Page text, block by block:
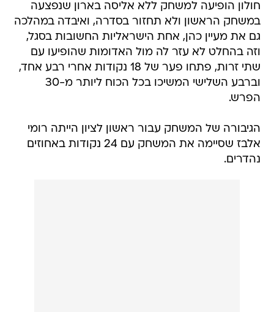
חולון הופיעה למשחק ללא אליסה בארון שנפצעה
במשחק הראשון ולא תחזור בסדרה, ואיבדה במהלכה
גם את מעיין כהן, אחת הישראליות החשובות בסגל,
וזה בהחלט לא עזר לה מול האדומות שהופיעו עם
שתי זרות, פתחו פער של 18 נקודות אחרי רבע אחד,
וברבע השלישי המשיכו בכל הכוח ליותר מ-30
הפרש.
הגיבורה של המשחק עבור ראשון לציון הייתה רומי
אלבז שסיימה את המשחק עם 24 נקודות באחוזים
נהדרים.